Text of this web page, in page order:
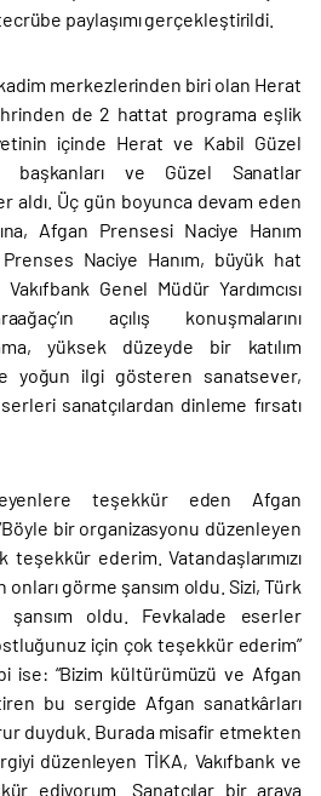
paylaşımı gerçekleştirildi.
merkezlerinden biri olan Herat
de 2 hattat programa eşlik
içinde Herat ve Kabil Güzel
başkanları ve Güzel Sanatlar
aldı. Üç gün boyunca devam eden
Afgan Prensesi Naciye Hanım
Naciye Hanım, büyük hat
Genel Müdür Yardımcısı
açılış konuşmalarını
yüksek düzeyde bir katılım
yoğun ilgi gösteren sanatsever,
sanatçılardan dinleme fırsatı
teşekkür eden Afgan
bir organizasyonu düzenleyen
teşekkür ederim. Vatandaşlarımızı
görme şansım oldu. Sizi, Türk
şansım oldu. Fevkalade eserler
için çok teşekkür ederim”
ise: “Bizim kültürümüzü ve Afgan
bu sergide Afgan sanatkârları
duyduk. Burada misafir etmekten
düzenleyen TİKA, Vakıfbank ve
ediyorum. Sanatçılar bir araya